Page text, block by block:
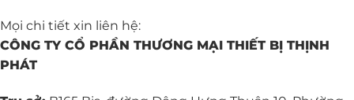
Mọi chi tiết xin liên hệ:
CÔNG TY CỔ PHẦN THƯƠNG MẠI THIẾT BỊ THỊNH
PHÁT